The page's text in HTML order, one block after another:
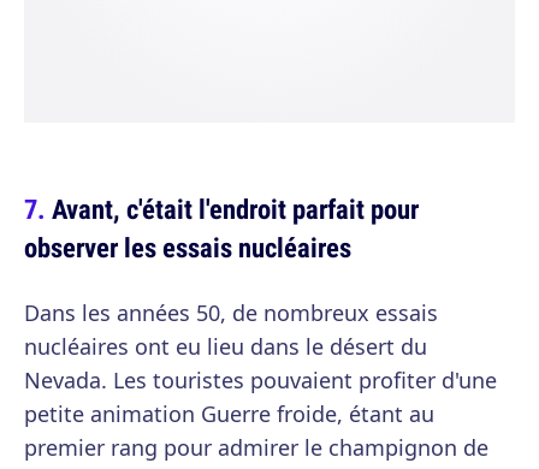
Avant, c'était l'endroit parfait pour
observer les essais nucléaires
Dans les années 50, de nombreux essais
nucléaires ont eu lieu dans le désert du
Nevada. Les touristes pouvaient profiter d'une
petite animation Guerre froide, étant au
premier rang pour admirer le champignon de